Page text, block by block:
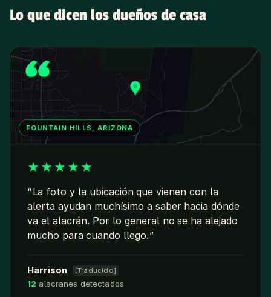
Lo que dicen los dueños de casa
FOUNTAIN HILLS, ARIZONA
★ ★ ★ ★ ★
La foto y la ubicación que vienen con la
alerta ayudan muchísimo a saber hacia dónde
va el alacrán. Por lo general no se ha alejado
mucho para cuando llego.
Harrison [Traducido]
12 alacranes detectados